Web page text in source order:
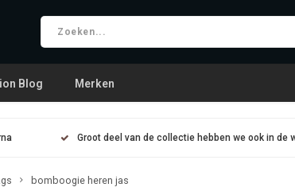
Blog Merken
Groot deel van de collectie hebben we ook in de
bomboogie heren jas